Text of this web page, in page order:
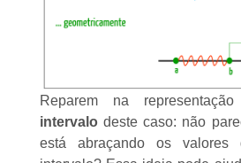
Reparem na
intervalodeste caso: não
está abraçando os valores